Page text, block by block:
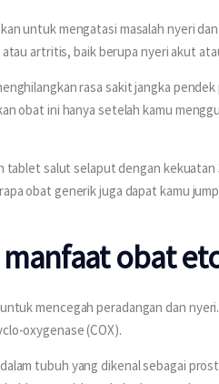
untuk mengatasi masalah nyeri
atau artritis, baik berupa nyeri akut
rasa sakit jangka pendek
obat ini hanya setelah kamu
salut selaput dengan kekuatan
obat generik juga dapat kamu
obat
mencegah peradangan dan
oxygenase (COX).
tubuh yang dikenal sebagai